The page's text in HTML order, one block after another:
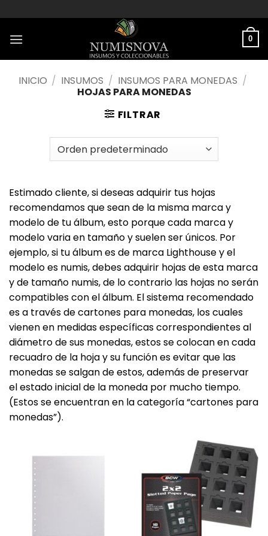
al
contenido
0
INICIO / INSUMOS / INSUMOS PARA MONEDAS /
HOJAS PARA MONEDAS
FILTRAR
Estimado cliente, si deseas adquirir tus hojas
recomendamos que sean de la misma marca y
modelo de tu álbum, esto porque cada marca y
modelo varia en tamaño y suelen ser únicos. Por
ejemplo, si tu álbum es de marca Lighthouse y el
modelo es numis, debes adquirir hojas de esta marca
y de tamaño numis, de lo contrario las hojas no serán
compatibles con el álbum. El sistema recomendado
es a través de cartones para monedas, los cuales
vienen en medidas específicas correspondientes al
diámetro de sus monedas, estos se colocan en cada
recuadro de la hoja y su función es evitar que las
monedas se salgan de estos, además de preservar
el estado inicial de la moneda por mucho tiempo.
(Estos se encuentran en la categoría “cartones para
monedas”).